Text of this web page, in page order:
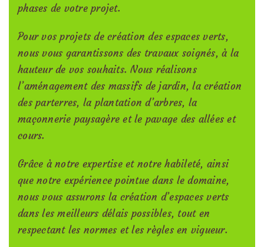
phases de votre projet.
Pour vos projets de création des espaces verts,
nous vous garantissons des travaux soignés, à la
hauteur de vos souhaits. Nous réalisons
l’aménagement des massifs de jardin, la création
des parterres, la plantation d’arbres, la
maçonnerie paysagère et le pavage des allées et
cours.
Grâce à notre expertise et notre habileté, ainsi
que notre expérience pointue dans le domaine,
nous vous assurons la création d’espaces verts
dans les meilleurs délais possibles, tout en
respectant les normes et les règles en vigueur.